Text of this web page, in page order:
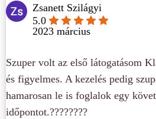
Zsanett Szilágyi
5.0
2023 március
Szuper volt az első látogatásom
és figyelmes. A kezelés pedig
hamarosan le is foglalok egy
időpontot.????????